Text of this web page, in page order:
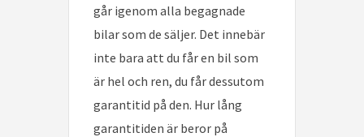
går igenom alla begagnade
bilar som de säljer. Det innebär
inte bara att du får en bil som
är hel och ren, du får dessutom
garantitid på den. Hur lång
garantitiden är beror på